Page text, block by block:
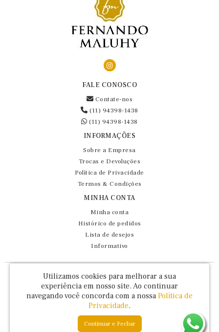
FALE CONOSCO
Contate-nos
(11) 94398-1438
(11) 94398-1438
INFORMAÇÕES
Sobre a Empresa
Trocas e Devoluções
Política de Privacidade
Termos & Condições
MINHA CONTA
Minha conta
Histórico de pedidos
Lista de desejos
Informativo
Fernando Maluhy Cia Ltda - CNPJ: 60.458.825/0001-86
Rua Dr Euclydes da Cunha, 47 - Brás - São Paulo / SP - CEP 03016-030
Fernando Maluhy © 2026
Utilizamos cookies para melhorar a sua
experiência em nosso site. Ao continuar
navegando você concorda com a nossa Política de
Privacidade.
Continuar e Fechar